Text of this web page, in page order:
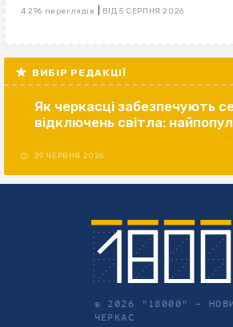
4 296 переглядів ВІД 5 СЕРПНЯ 2026
ВИБІР РЕДАКЦІЇ
Як черкасці забезпечують
відключень світла:
29 ЧЕРВНЯ 2026
© 2026 "18000" –
ЧЕРКАС